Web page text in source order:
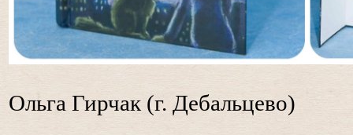
Ольга Гирчак (г. Дебальцево)